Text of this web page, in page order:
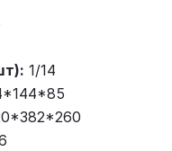
1/14